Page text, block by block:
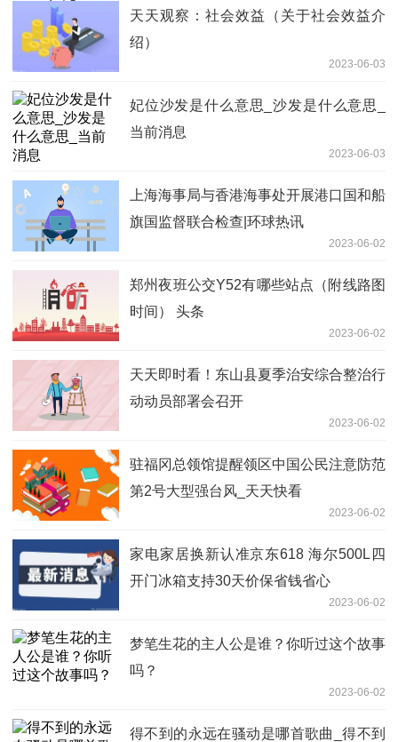
天天观察：社会效益（关于社会效益介
绍）
2023-06-03
妃位沙发是什么意思_沙发是什么意思_
当前消息
2023-06-03
上海海事局与香港海事处开展港口国和船
旗国监督联合检查|环球热讯
2023-06-02
郑州夜班公交Y52有哪些站点（附线路图
时间） 头条
2023-06-02
天天即时看！东山县夏季治安综合整治行
动动员部署会召开
2023-06-02
驻福冈总领馆提醒领区中国公民注意防范
第2号大型强台风_天天快看
2023-06-02
家电家居换新认准京东618 海尔500L四
开门冰箱支持30天价保省钱省心
2023-06-02
梦笔生花的主人公是谁？你听过这个故事
吗？
2023-06-02
得不到的永远在骚动是哪首歌曲_得不到